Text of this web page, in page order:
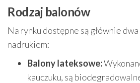
Rodzaj balonów
Na rynku dostępne są głównie
nadrukiem:
Balony lateksowe:
kauczuku, są